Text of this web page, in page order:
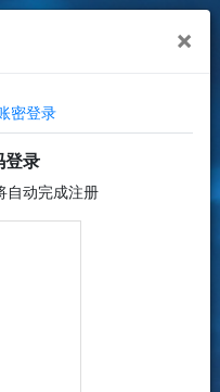
×
密登录
登录
自动完成注册